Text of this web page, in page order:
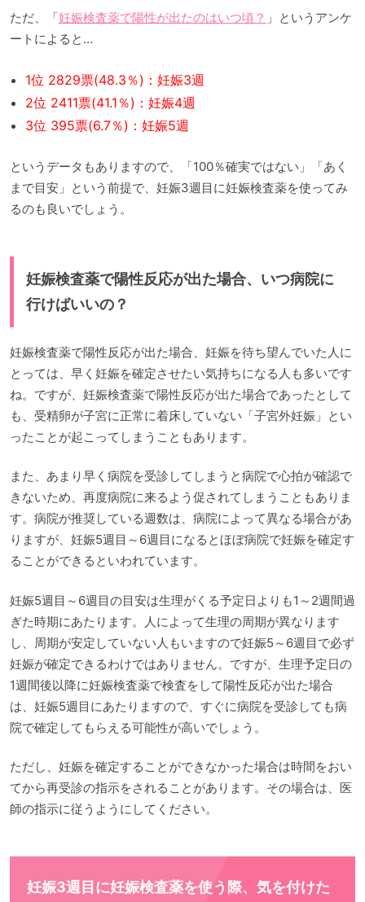
ただ、「妊娠検査薬で陽性が出たのはいつ頃？ 」というアンケ
ートによると…
1位 2829票(48.3％)：妊娠3週
2位 2411票(41.1％)：妊娠4週
3位 395票(6.7％)：妊娠5週
というデータもありますので、「100％確実ではない」「あく
まで目安」という前提で、妊娠3週目に妊娠検査薬を使ってみ
るのも良いでしょう。
妊娠検査薬で陽性反応が出た場合、いつ病院に
行けばいいの？
妊娠検査薬で陽性反応が出た場合、妊娠を待ち望んでいた人に
とっては、早く妊娠を確定させたい気持ちになる人も多いです
ね。ですが、妊娠検査薬で陽性反応が出た場合であったとして
も、受精卵が子宮に正常に着床していない「子宮外妊娠」とい
ったことが起こってしまうこともあります。
また、あまり早く病院を受診してしまうと病院で心拍が確認で
きないため、再度病院に来るよう促されてしまうこともありま
す。病院が推奨している週数は、病院によって異なる場合があ
りますが、妊娠5週目～6週目になるとほぼ病院で妊娠を確定す
ることができるといわれています。
妊娠5週目～6週目の目安は生理がくる予定日よりも1～2週間過
ぎた時期にあたります。人によって生理の周期が異なります
し、周期が安定していない人もいますので妊娠5～6週目で必ず
妊娠が確定できるわけではありません。ですが、生理予定日の
1週間後以降に妊娠検査薬で検査をして陽性反応が出た場合
は、妊娠5週目にあたりますので、すぐに病院を受診しても病
院で確定してもらえる可能性が高いでしょう。
ただし、妊娠を確定することができなかった場合は時間をおい
てから再受診の指示をされることがあります。その場合は、医
師の指示に従うようにしてください。
妊娠3週目に妊娠検査薬を使う際、気を付けた